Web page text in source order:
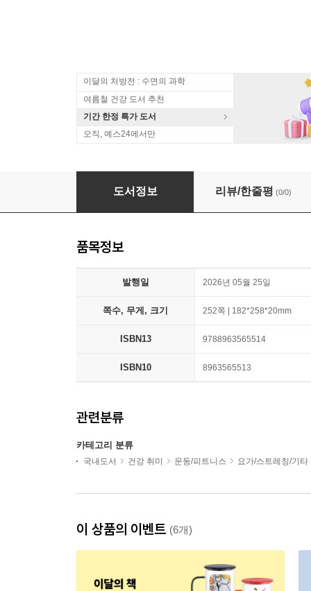
이달의 처방전 : 수면의 과학
여름철 건강 도서 추천
기간 한정 특가 도서
오직, 예스24에서만
명상과 마음치유 : 참나상담의 이론과 실제
도서정보 리뷰/한줄평 (0/0)
품목정보
발행일 2026년 05월 25일
쪽수, 무게, 크기 252쪽 | 182*258*20mm
ISBN13 9788963565514
ISBN10 8963565513
관련분류
카테고리 분류
국내도서 건강 취미 운동/피트니스 요가/스트레칭/기타
이 상품의 이벤트 (6개)